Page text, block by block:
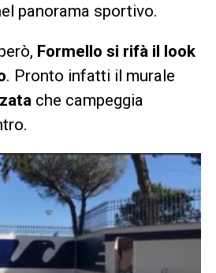
panorama sportivo.
Formello si rifà il look
. Pronto infatti il murale
che campeggia